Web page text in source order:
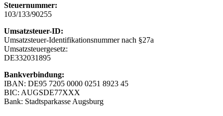
Steuernummer:
103/133/90255
Umsatzsteuer-ID:
Umsatzsteuer-Identifikationsnummer nach §27a
Umsatzsteuergesetz:
DE332031895
Bankverbindung:
IBAN: DE95 7205 0000 0251 8923 45
BIC: AUGSDE77XXX
Bank: Stadtsparkasse Augsburg